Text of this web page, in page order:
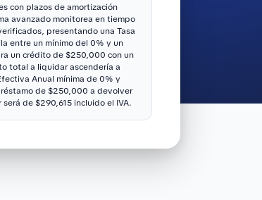
con plazos de amortización
avanzado monitorea en tiempo
presentando una Tasa
entre un mínimo del 0% y un
un crédito de $250,000 con un
total a liquidar ascendería a
Anual mínima de 0% y
de $250,000 a devolver
de $290,615 incluido el IVA.